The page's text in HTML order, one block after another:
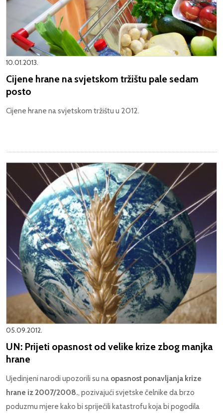
10.01.2013.
Cijene hrane na svjetskom tržištu pale sedam
posto
Cijene hrane na svjetskom tržištu u 2012.
05.09.2012.
UN: Prijeti opasnost od velike krize zbog manjka
hrane
Ujedinjeni narodi upozorili su na opasnost ponavljanja krize
hrane iz 2007/2008., pozivajući svjetske čelnike da brzo
poduzmu mjere kako bi spriječili katastrofu koja bi pogodila